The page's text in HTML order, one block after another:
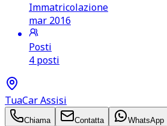
Immatricolazione
mar 2016
Posti
4 posti
TuaCar Assisi
Chiama Contatta WhatsApp